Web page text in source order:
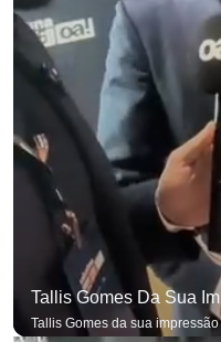
Tallis Gomes Da Sua